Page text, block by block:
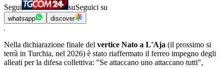
Segui suSeguici su
whatsapp discover
Nella dichiarazione finale del vertice Nato a L'Aja (il prossimo si
terrà in Turchia, nel 2026) è stato riaffermato il ferreo impegno degli
alleati per la difesa collettiva: "Se attaccano uno attaccano tutti",